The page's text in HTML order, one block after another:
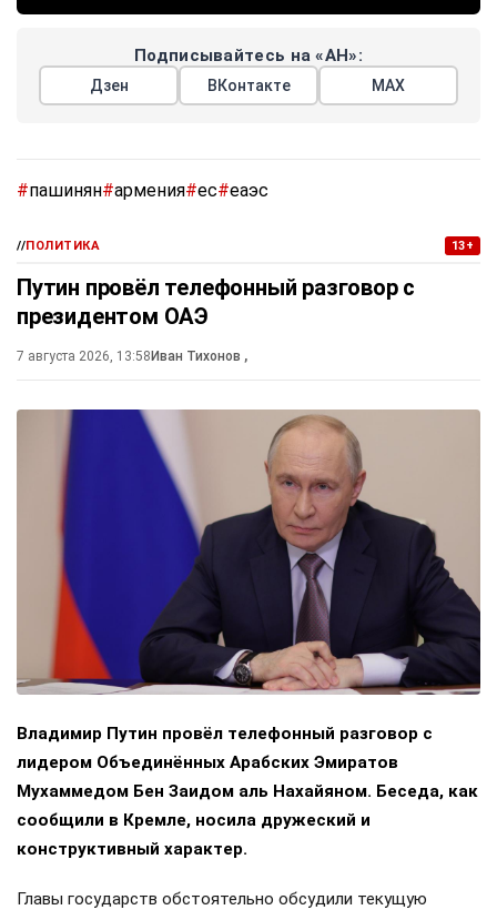
Подписывайтесь на «АН»:
Дзен ВКонтакте МАХ
#пашинян#армения#ес#еаэс
//ПОЛИТИКА 13+
Путин провёл телефонный разговор с
президентом ОАЭ
7 августа 2026, 13:58Иван Тихонов ,
Владимир Путин провёл телефонный разговор с
лидером Объединённых Арабских Эмиратов
Мухаммедом Бен Заидом аль Нахайяном. Беседа, как
сообщили в Кремле, носила дружеский и
конструктивный характер.
Главы государств обстоятельно обсудили текущую